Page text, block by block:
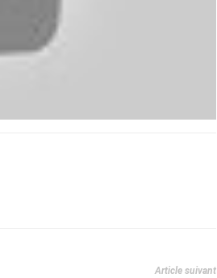
Article suivant